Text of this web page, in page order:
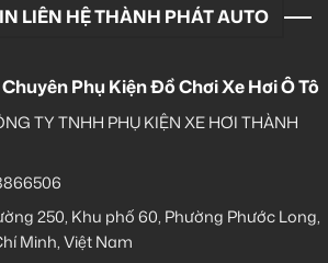
LIÊN HỆ THÀNH PHÁT AUTO
Phụ Kiện Đồ Chơi Xe Hơi Ô Tô
TY TNHH PHỤ KIỆN XE HƠI THÀNH
250, Khu phố 60, Phường Phước Long,
Minh, Việt Nam